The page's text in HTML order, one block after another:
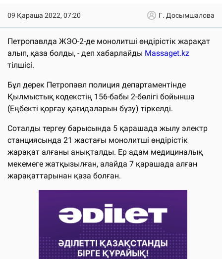
09 Қараша 2022, 07:20 Г. Досымшалова
Петропавлда ЖЭО-2-де монолитші өндірістік жарақат
алып, қаза болды, - деп хабарлайды Massaget.kz
тілшісі.
Бұл дерек Петропавл полиция департаментінде
Қылмыстық кодекстің 156-бабы 2-бөлігі бойынша
(Еңбекті қорғау қағидаларын бұзу) тіркелді.
Соталды тергеу барысында 5 қарашада жылу электр
станциясында 21 жастағы монолитші өндірістік
жарақат алғаны анықталды. Ер адам медициналық
мекемеге жатқызылған, алайда 7 қарашада алған
жарақаттарынан қаза болған.